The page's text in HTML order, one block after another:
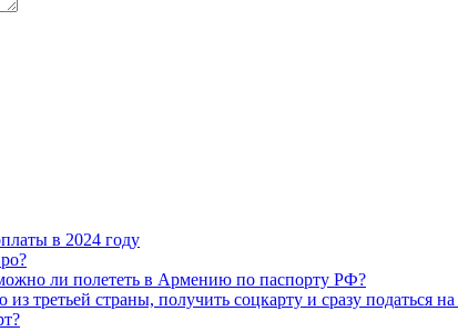
в 2024 году
ли полететь в Армению по паспорту РФ?
третьей страны, получить соцкарту и сразу податься на